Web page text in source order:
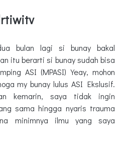
bulan lagi si bunay bakal
itu berarti si bunay sudah bisa
ASI (MPASI) Yeay, mohon
my bunay lulus ASI Ekslusif.
kemarin, saya tidak ingin
sama hingga nyaris trauma
minimnya ilmu yang saya